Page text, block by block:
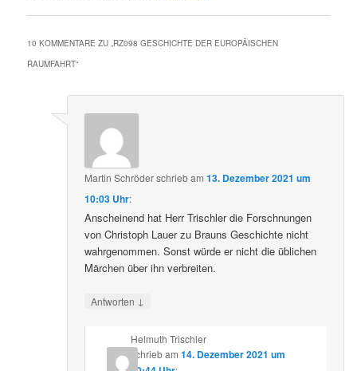
10 KOMMENTARE ZU „RZ098 GESCHICHTE DER EUROPÄISCHEN
RAUMFAHRT“
Martin Schröderschriebam13. Dezember 2021 um
10:03 Uhr:
Anscheinend hat Herr Trischler die Forschnungen
von Christoph Lauer zu Brauns Geschichte nicht
wahrgenommen. Sonst würde er nicht die üblichen
Märchen über ihn verbreiten.
Antworten ↓
Helmuth Trischler
schriebam 14. Dezember 2021 um